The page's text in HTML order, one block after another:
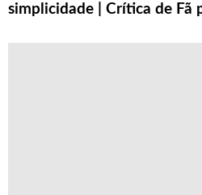
simplicidade | Crítica de Fã